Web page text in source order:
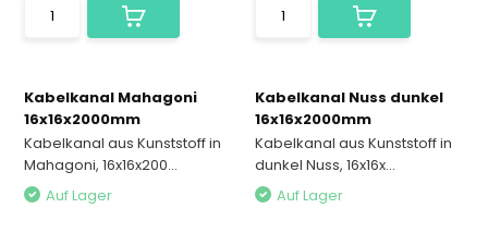
Kabelkanal Mahagoni
16x16x2000mm
Kabelkanal aus Kunststoff in
Mahagoni, 16x16x200...
Auf Lager
Kabelkanal Nuss dunkel
16x16x2000mm
Kabelkanal aus Kunststoff in
dunkel Nuss, 16x16x...
Auf Lager